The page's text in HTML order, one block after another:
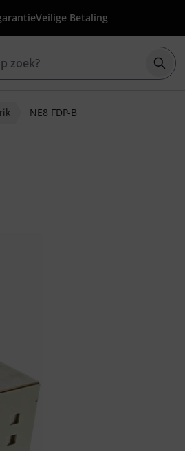
Veilige Betaling
NE8 FDP-B